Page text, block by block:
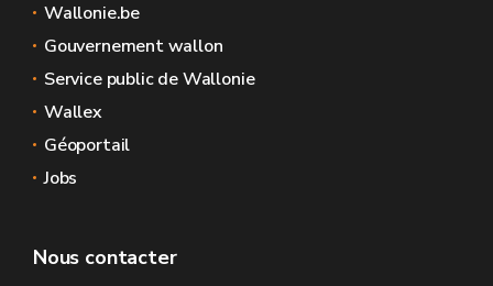
Wallonie.be
Gouvernement wallon
Service public de Wallonie
Wallex
Géoportail
Jobs
Nous contacter